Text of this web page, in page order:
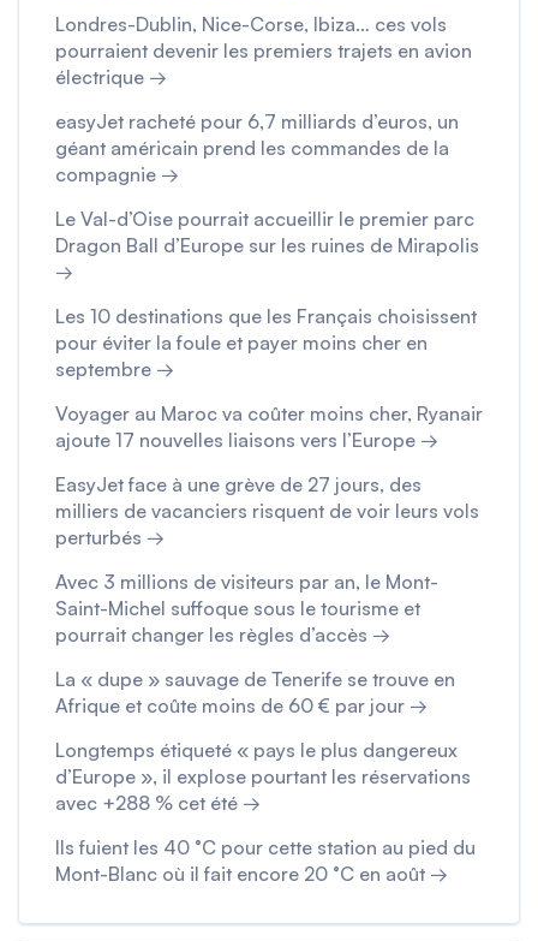
Londres-Dublin, Nice-Corse, Ibiza… ces vols
pourraient devenir les premiers trajets en avion
électrique →
easyJet racheté pour 6,7 milliards d’euros, un
géant américain prend les commandes de la
compagnie →
Le Val-d’Oise pourrait accueillir le premier parc
Dragon Ball d’Europe sur les ruines de Mirapolis
→
Les 10 destinations que les Français choisissent
pour éviter la foule et payer moins cher en
septembre →
Voyager au Maroc va coûter moins cher, Ryanair
ajoute 17 nouvelles liaisons vers l’Europe →
EasyJet face à une grève de 27 jours, des
milliers de vacanciers risquent de voir leurs vols
perturbés →
Avec 3 millions de visiteurs par an, le Mont-
Saint-Michel suffoque sous le tourisme et
pourrait changer les règles d’accès →
La « dupe » sauvage de Tenerife se trouve en
Afrique et coûte moins de 60 € par jour →
Longtemps étiqueté « pays le plus dangereux
d’Europe », il explose pourtant les réservations
avec +288 % cet été →
Ils fuient les 40 °C pour cette station au pied du
Mont-Blanc où il fait encore 20 °C en août →